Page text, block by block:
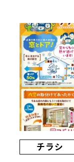
チラシ